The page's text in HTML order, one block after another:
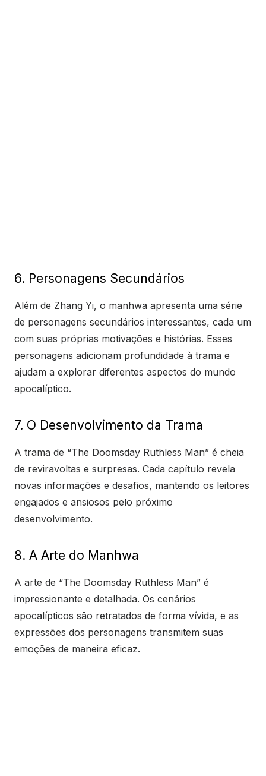
6. Personagens Secundários
Além de Zhang Yi, o manhwa apresenta uma série
de personagens secundários interessantes, cada um
com suas próprias motivações e histórias. Esses
personagens adicionam profundidade à trama e
ajudam a explorar diferentes aspectos do mundo
apocalíptico.
7. O Desenvolvimento da Trama
A trama de “The Doomsday Ruthless Man” é cheia
de reviravoltas e surpresas. Cada capítulo revela
novas informações e desafios, mantendo os leitores
engajados e ansiosos pelo próximo
desenvolvimento.
8. A Arte do Manhwa
A arte de “The Doomsday Ruthless Man” é
impressionante e detalhada. Os cenários
apocalípticos são retratados de forma vívida, e as
expressões dos personagens transmitem suas
emoções de maneira eficaz.